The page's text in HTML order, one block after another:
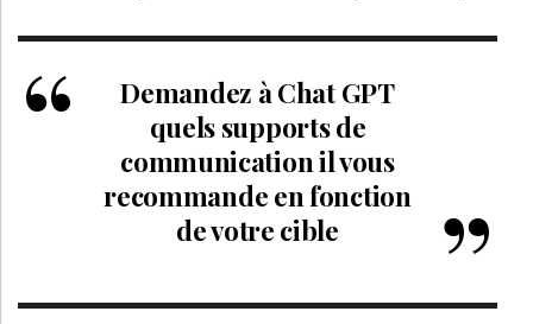
Demandez à Chat GPT
quels supports de
communication il vous
recommande en fonction
de votre cible